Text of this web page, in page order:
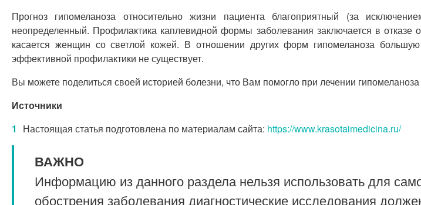
Прогноз гипомеланоза относительно жизни пациента благоприятный (за
неопределенный. Профилактика каплевидной формы заболевания заключается в
касается женщин со светлой кожей. В отношении других форм гипомеланоза
эффективной профилактики не существует.
Вы можете поделиться своей историей болезни, что Вам помогло при лечении гипомеланоза
Источники
Настоящая статья подготовлена по материалам сайта: https://www.krasotaimedicina.ru/
ВАЖНО
Информацию из данного раздела нельзя использовать для
обострения заболевания диагностические исследования